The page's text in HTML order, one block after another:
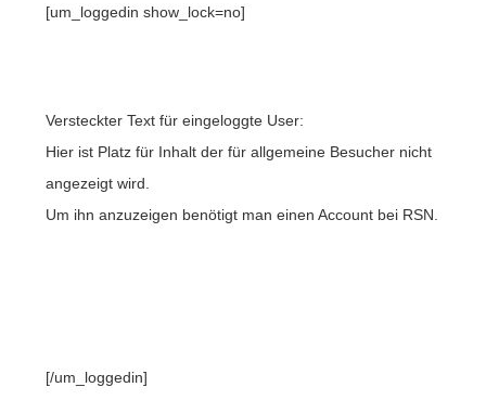
[um_loggedin show_lock=no]
Versteckter Text für eingeloggte User:
Hier ist Platz für Inhalt der für allgemeine Besucher nicht
angezeigt wird.
Um ihn anzuzeigen benötigt man einen Account bei RSN.
[/um_loggedin]